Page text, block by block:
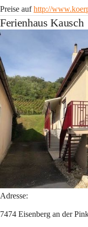
Preise auf http://
Ferienhaus Kausch
Adresse:
7474 Eisenberg an der